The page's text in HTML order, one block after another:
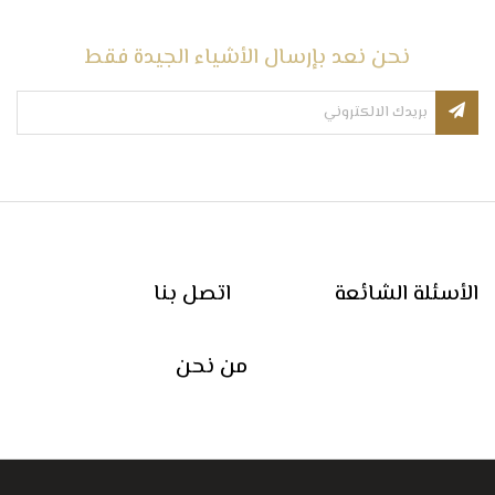
نحن نعد بإرسال الأشياء الجيدة فقط
اتصل بنا الأسئلة الشائعة
من نحن